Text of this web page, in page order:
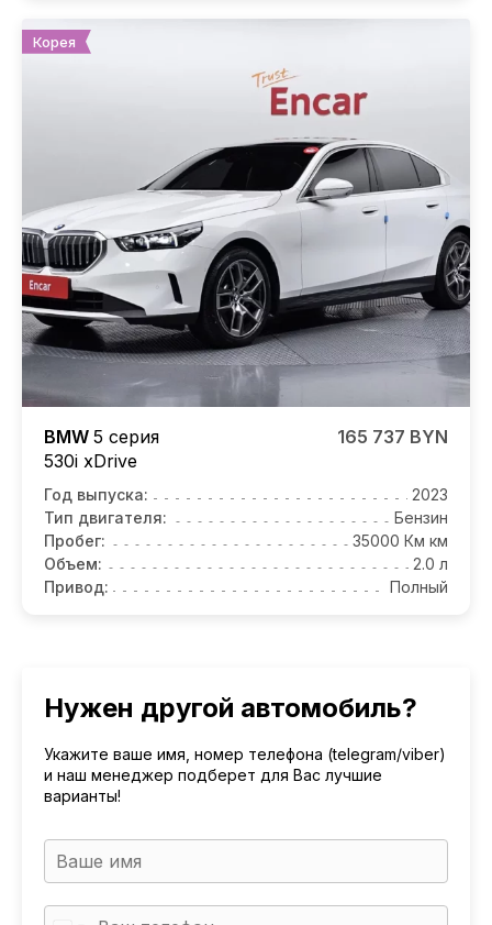
Корея
BMW 5 серия
530i xDrive
165 737 BYN
Год выпуска:
2023
Тип двигателя:
Бензин
Пробег:
35000 Км км
Объем:
2.0 л
Привод:
Полный
Нужен другой автомобиль?
Укажите ваше имя, номер телефона (telegram/viber)
и наш менеджер подберет для Вас лучшие
варианты!